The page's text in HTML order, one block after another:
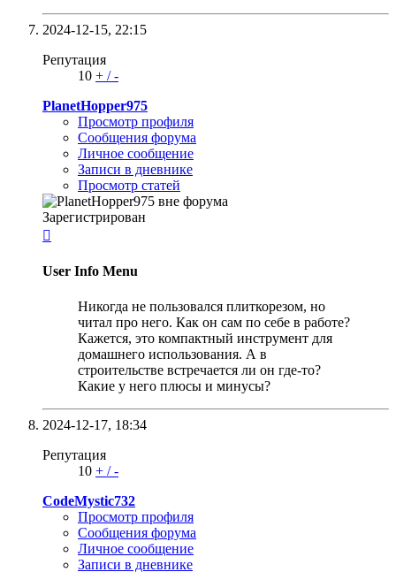
2024-12-15, 22:15
Репутация
10 + /-
PlanetHopper975
Просмотр профиля
Сообщения форума
Личное сообщение
Записи в дневнике
Просмотр статей
Зарегистрирован

User Info Menu
Никогда не пользовался плиткорезом, но
читал про него. Как он сам по себе в работе?
Кажется, это компактный инструмент для
домашнего использования. А в
строительстве встречается ли он где-то?
Какие у него плюсы и минусы?
2024-12-17, 18:34
Репутация
10 + /-
CodeMystic732
Просмотр профиля
Сообщения форума
Личное сообщение
Записи в дневнике